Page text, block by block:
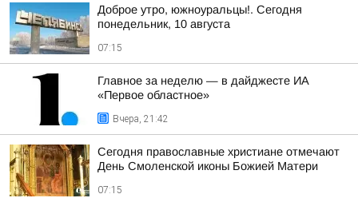
Доброе утро, южноуральцы!. Сегодня
понедельник, 10 августа
07:15
Главное за неделю — в дайджесте ИА
«Первое областное»
Вчера, 21:42
Сегодня православные христиане отмечают
День Смоленской иконы Божией Матери
07:15